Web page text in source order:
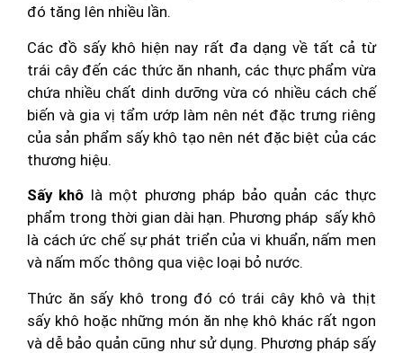
đó tăng lên nhiều lần.
Các đồ sấy khô hiện nay rất đa dạng về tất cả từ
trái cây đến các thức ăn nhanh, các thực phẩm vừa
chứa nhiều chất dinh dưỡng vừa có nhiều cách chế
biến và gia vị tẩm ướp làm nên nét đặc trưng riêng
của sản phẩm sấy khô tạo nên nét đặc biệt của các
thương hiệu.
Sấy khô là một phương pháp bảo quản các thực
phẩm trong thời gian dài hạn. Phương pháp sấy khô
là cách ức chế sự phát triển của vi khuẩn, nấm men
và nấm mốc thông qua việc loại bỏ nước.
Thức ăn sấy khô trong đó có trái cây khô và thịt
sấy khô hoặc những món ăn nhẹ khô khác rất ngon
và dễ bảo quản cũng như sử dụng. Phương pháp sấy